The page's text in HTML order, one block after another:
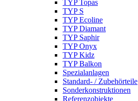
TYP Topas
TYP S
TYP Ecoline
TYP Diamant
TYP Saphir
TYP Onyx
TYP Kidz
TYP Balkon
Spezialanlagen
Standard- / Zubehörteile
Sonderkonstruktionen
Referenzobjekte